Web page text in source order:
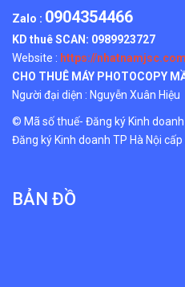
Zalo : 0904354466
KD thuê SCAN: 0989923727
Website : https://
CHO THUÊ MÁY PHOTOCOPY
Người đại diện : Nguyễn Xuân Hiệu
© Mã số thuế- Đăng ký Kinh
Đăng ký Kinh doanh TP Hà Nội
BẢN ĐỒ